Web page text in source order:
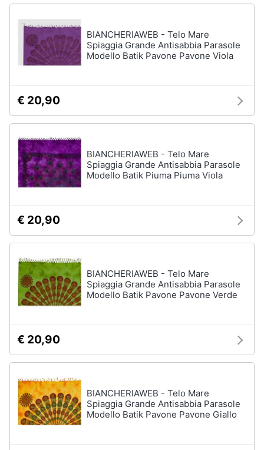
BIANCHERIAWEB - Telo Mare
Spiaggia Grande Antisabbia Parasole
Modello Batik Pavone Pavone Viola
€ 20,90
BIANCHERIAWEB - Telo Mare
Spiaggia Grande Antisabbia Parasole
Modello Batik Piuma Piuma Viola
€ 20,90
BIANCHERIAWEB - Telo Mare
Spiaggia Grande Antisabbia Parasole
Modello Batik Pavone Pavone Verde
€ 20,90
BIANCHERIAWEB - Telo Mare
Spiaggia Grande Antisabbia Parasole
Modello Batik Pavone Pavone Giallo